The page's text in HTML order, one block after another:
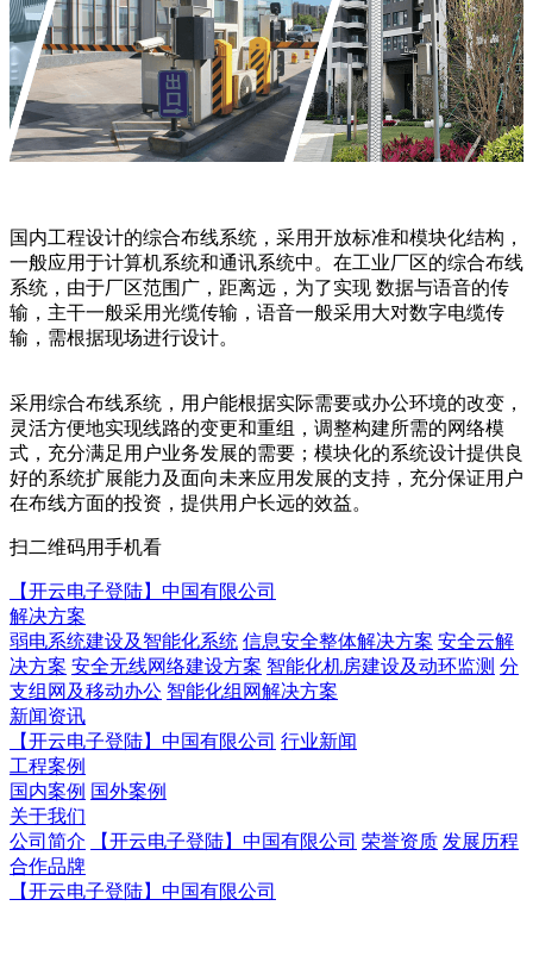
国内工程设计的综合布线系统，采用开放标准和模块化结构，
一般应用于计算机系统和通讯系统中。在工业厂区的综合布线
系统，由于厂区范围广，距离远，为了实现 数据与语音的传
输，主干一般采用光缆传输，语音一般采用大对数字电缆传
输，需根据现场进行设计。
采用综合布线系统，用户能根据实际需要或办公环境的改变，
灵活方便地实现线路的变更和重组，调整构建所需的网络模
式，充分满足用户业务发展的需要；模块化的系统设计提供良
好的系统扩展能力及面向未来应用发展的支持，充分保证用户
在布线方面的投资，提供用户长远的效益。
扫二维码用手机看
【开云电子登陆】中国有限公司
解决方案
弱电系统建设及智能化系统 信息安全整体解决方案 安全云解
决方案 安全无线网络建设方案 智能化机房建设及动环监测 分
支组网及移动办公 智能化组网解决方案
新闻资讯
【开云电子登陆】中国有限公司 行业新闻
工程案例
国内案例 国外案例
关于我们
公司简介
【开云电子登陆】中国有限公司 荣誉资质 发展历程
合作品牌
【开云电子登陆】中国有限公司